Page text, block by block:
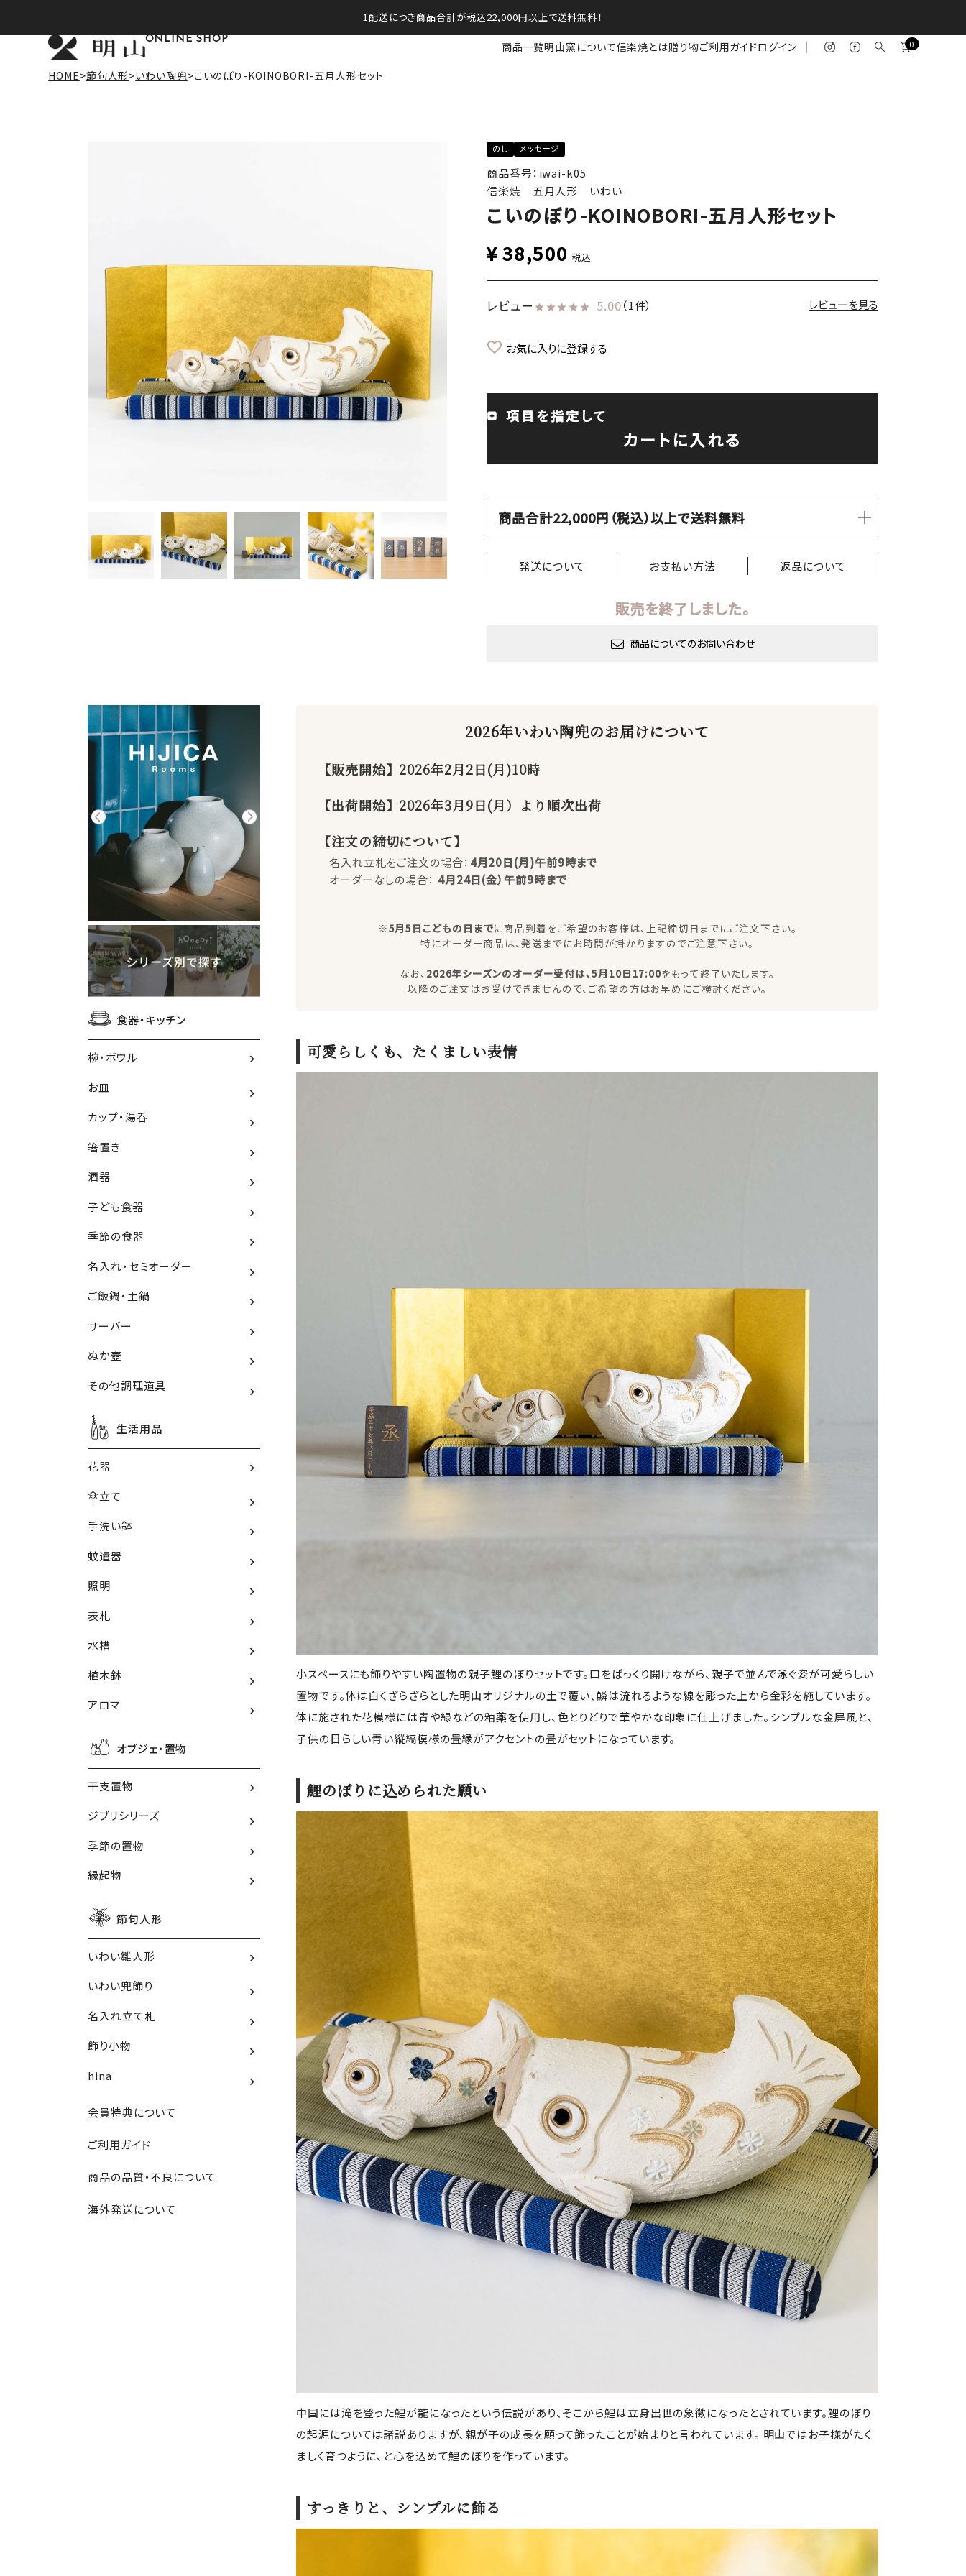
1配送につき商品合計が税込22,000円以上で送料無料！
ONLINE SHOP
商品一覧明山窯について信楽焼とは贈り物ご利用ガイドログイン 0
HOME 節句人形 いわい陶兜 こいのぼり-KOINOBORI-五月人形セット
のし メッセージ
商品番号：iwai-k05
信楽焼 五月人形 いわい
こいのぼり-KOINOBORI-五月人形セット
¥38,500 税込
レビュー 5.00（1件） レビューを見る
お気に入りに登録する
項目を指定して
カートに入れる
商品合計22,000円（税込）以上で送料無料
発送について お支払い方法 返品について
販売を終了しました。
商品についてのお問い合わせ
食器・キッチン
椀・ボウル
お皿
カップ・湯呑
箸置き
酒器
子ども食器
季節の食器
名入れ・セミオーダー
ご飯鍋・土鍋
サーバー
ぬか壺
その他調理道具
生活用品
花器
傘立て
手洗い鉢
蚊遣器
照明
表札
水槽
植木鉢
アロマ
オブジェ・置物
干支置物
ジブリシリーズ
季節の置物
縁起物
節句人形
いわい雛人形
いわい兜飾り
名入れ立て札
飾り小物
hina
会員特典について
ご利用ガイド
商品の品質・不良について
海外発送について
2026年いわい陶兜のお届けについて
【販売開始】2026年2月2日(月)10時
【出荷開始】2026年3月9日(月）より順次出荷
【注文の締切について】
名入れ立札をご注文の場合： 4月20日(月)午前9時まで
オーダーなしの場合： 4月24日(金）午前9時まで
※5月5日こどもの日までに商品到着をご希望のお客様は、上記締切日までにご注文下さい。
特にオーダー商品は、発送までにお時間が掛かりますのでご注意下さい。
なお、 2026年シーズンのオーダー受付は、5月10日17:00をもって終了いたします。
以降のご注文はお受けできませんので、ご希望の方はお早めにご検討ください。
可愛らしくも、たくましい表情
小スペースにも飾りやすい陶置物の親子鯉のぼりセットです。口をぱっくり開けながら、親子で並んで泳ぐ姿が可愛らしい
置物です。体は白くざらざらとした明山オリジナルの土で覆い、鱗は流れるような線を彫った上から金彩を施しています。
体に施された花模様には青や緑などの釉薬を使用し、色とりどりで華やかな印象に仕上げました。シンプルな金屏風と、
子供の日らしい青い縦縞模様の畳縁がアクセントの畳がセットになっています。
鯉のぼりに込められた願い
中国には滝を登った鯉が龍になったという伝説があり、そこから鯉は立身出世の象徴になったとされています。鯉のぼり
の起源については諸説ありますが、親が子の成長を願って飾ったことが始まりと言われています。 明山ではお子様がたく
ましく育つように、と心を込めて鯉のぼりを作っています。
すっきりと、シンプルに飾る